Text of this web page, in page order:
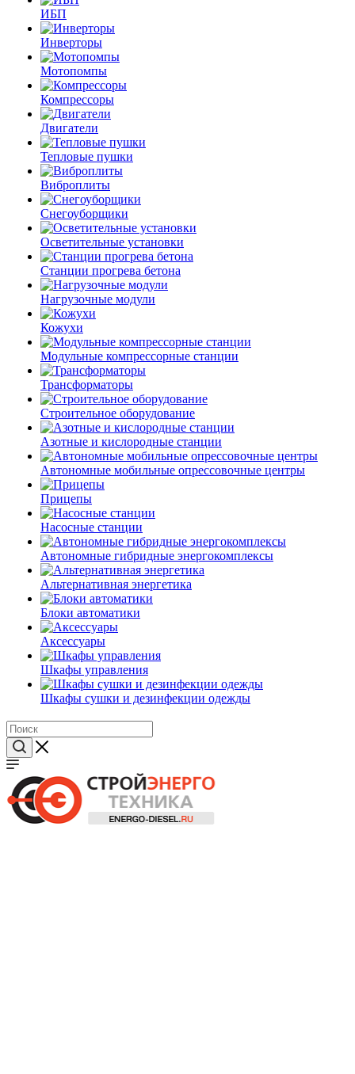
ИБП
Инверторы
Мотопомпы
Компрессоры
Двигатели
Тепловые пушки
Виброплиты
Снегоуборщики
Осветительные установки
Станции прогрева бетона
Нагрузочные модули
Кожухи
Модульные компрессорные станции
Трансформаторы
Строительное оборудование
Азотные и кислородные станции
Автономные мобильные опрессовочные центры
Прицепы
Насосные станции
Автономные гибридные энергокомплексы
Альтернативная энергетика
Блоки автоматики
Аксессуары
Шкафы управления
Шкафы сушки и дезинфекции одежды